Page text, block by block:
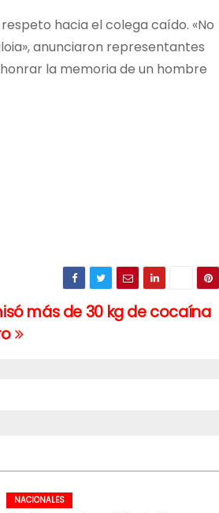
hacia el colega caído. «No
anunciaron representantes
la memoria de un hombre
más de 30 kg de cocaína
NACIONALES